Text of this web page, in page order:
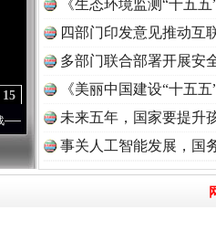
15
事⑧加强纪律..·[视频]牢记初心使命 奋进
《生态环境监测“十五
读
四部门印发意见推动互
多部门联合部署开展安
《美丽中国建设“十五
未来五年，国家要提升
事关人工智能发展，国